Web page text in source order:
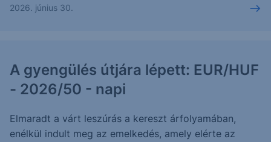
2026. június 30.
A gyengülés útjára lépett: EUR/HUF
- 2026/50 - napi
Elmaradt a várt leszúrás a kereszt árfolyamában,
enélkül indult meg az emelkedés, amely elérte az